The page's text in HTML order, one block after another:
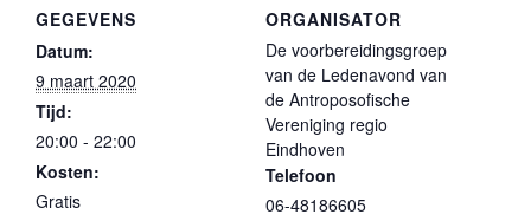
GEGEVENS
Datum:
9 maart 2020
Tijd:
20:00 - 22:00
Kosten:
Gratis
ORGANISATOR
De voorbereidingsgroep
van de Ledenavond van
de Antroposofische
Vereniging regio
Eindhoven
Telefoon
06-48186605